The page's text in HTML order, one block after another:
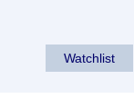
Watchlist